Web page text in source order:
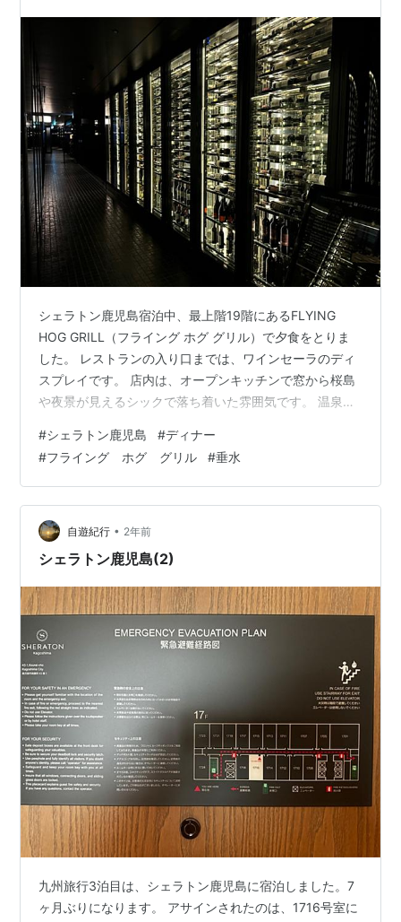
シェラトン鹿児島宿泊中、最上階19階にあるFLYING
HOG GRILL（フライング ホグ グリル）で夕食をとりま
した。 レストランの入り口までは、ワインセーラのディ
スプレイです。 店内は、オープンキッチンで窓から桜島
や夜景が見えるシックで落ち着いた雰囲気です。 温泉に
水カンパチとオマールブルーを使ったサラダ仕立てで
す。中にはキャビアも添えられていました。脂の乗った
垂水カンパチが前菜らしくさっぱりといただきました。
パン 竹墨の入ったものです。 白ワインは、Hugel ヒュー
ゲル・エ・フィス リースリング クラシック 2020のハー
フを …
#シェラトン鹿児島 #ディナー
#フライング ホグ グリル #垂水
自遊紀行 • 2年前
シェラトン鹿児島(2)
九州旅行3泊目は、シェラトン鹿児島に宿泊しました。7
ヶ月ぶりになります。 アサインされたのは、1716号室に